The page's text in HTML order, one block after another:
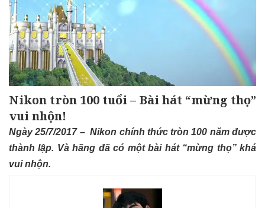
Nikon tròn 100 tuổi – Bài hát “mừng thọ”
vui nhộn!
Ngày 25/7/2017 – Nikon chính thức tròn 100 năm được
thành lập. Và hãng đã có một bài hát “mừng thọ” khá
vui nhộn.